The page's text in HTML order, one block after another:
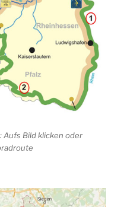
Aufs Bild klicken oder